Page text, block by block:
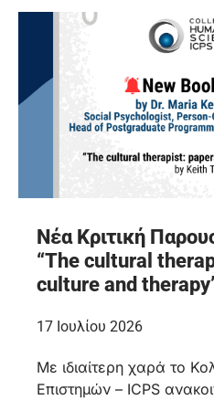
Νέα Κριτική
“The cultural
culture and
17 Ιουλίου 2026
Με ιδιαίτερη χαρά το
Επιστημών – ICPS